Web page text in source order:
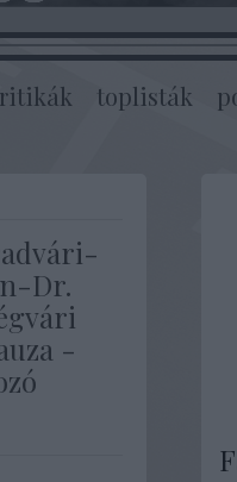
toplisták
Dr.
-